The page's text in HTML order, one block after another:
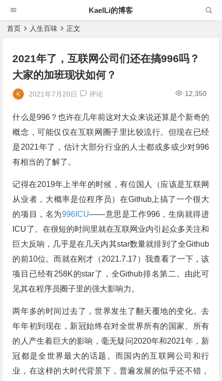
KaelLi的博客
首页 人生百味 正文
2021年了，互联网公司们还在搞996吗？
大家的加班现状如何？
2021年7月20日 评论 12,350
什么是996？也许在几年前这对大众来说还算是个新奇的
概念，可能仅仅在互联网圈子里比较流行。但现在已经
是2021年了，估计大部分行业的人士都或多或少对996
有相当的了解了。
记得在2019年上半年的时候，有位国人（应该是互联网
从业者，大概率是位程序员）在Github上搞了一个很大
的项目，名为996ICU——意思是工作996，生病就得进
ICU了。在很短的时间里就在互联网业内引起众多关注和
巨大反响，几乎是在几天内其star数量就排到了全Github
的前10位。而就在刚才（2021.7.17）我查看了一下，该
项目已经有258K的star了，全Github排名第二。由此可
见其在程序员圈子里的强大影响力。
两年多的时间过去了，世界发生了翻天覆地的变化。去
年年初到现在，新冠始终在对全世界所有的国家、所有
的人产生着巨大的影响，毫无疑问2020年和2021年，新
冠都是全世界最大的话题。而国内的互联网公司和行
业，在这样的大时代背景下，普遍发展的似乎还不错，